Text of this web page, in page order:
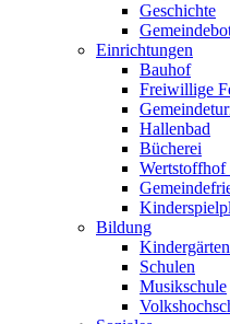
Geschichte
Einrichtungen
Bauhof
Freiwillige
Hallenbad
Bücherei
Wertstoffhof
Bildung
Schulen
Musikschule